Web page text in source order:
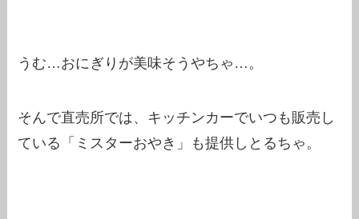
うむ…おにぎりが美味そうやちゃ…。
そんで直売所では、キッチンカーでいつも販売し
ている「ミスターおやき」も提供しとるちゃ。